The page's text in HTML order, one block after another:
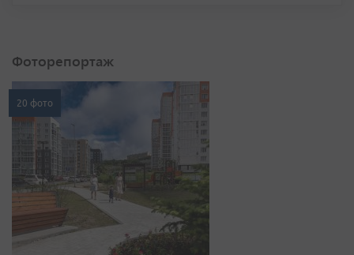
Фоторепортаж
20 фото